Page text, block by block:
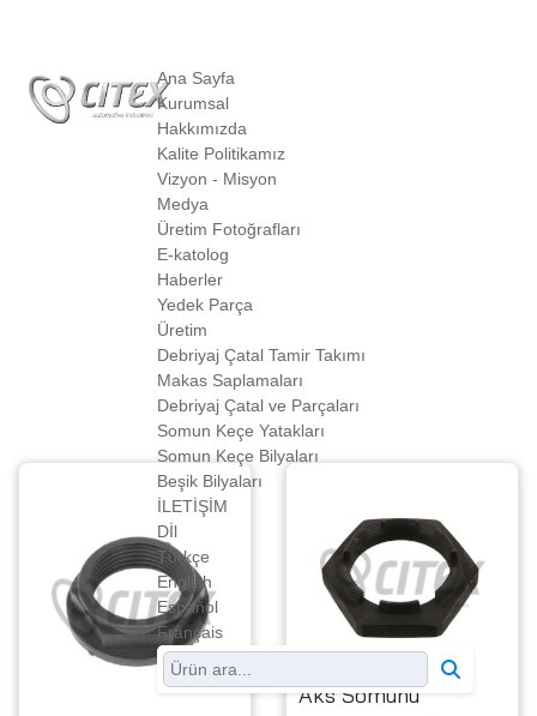
Ana Sayfa
Kurumsal
Hakkımızda
Kalite Politikamız
Vizyon - Misyon
Medya
Üretim Fotoğrafları
E-katolog
Haberler
Yedek Parça
Üretim
Debriyaj Çatal Tamir Takımı
Makas Saplamaları
Debriyaj Çatal ve Parçaları
Somun Keçe Yatakları
Somun Keçe Bilyaları
Beşik Bilyaları
İLETİŞİM
Dİl
Türkçe
English
Español
Français
Arama Sonuçları
"SOMUN" İÇİN BULUNAN ÜRÜNLER
Aks Somunu